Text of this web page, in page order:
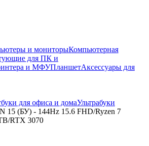
и мониторыКомпьютерная
для ПК и
и МФУПланшетАксессуары для
для офиса и домаУльтрабуки
15 (БУ) - 144Hz 15.6 FHD/Ryzen 7
RTX 3070